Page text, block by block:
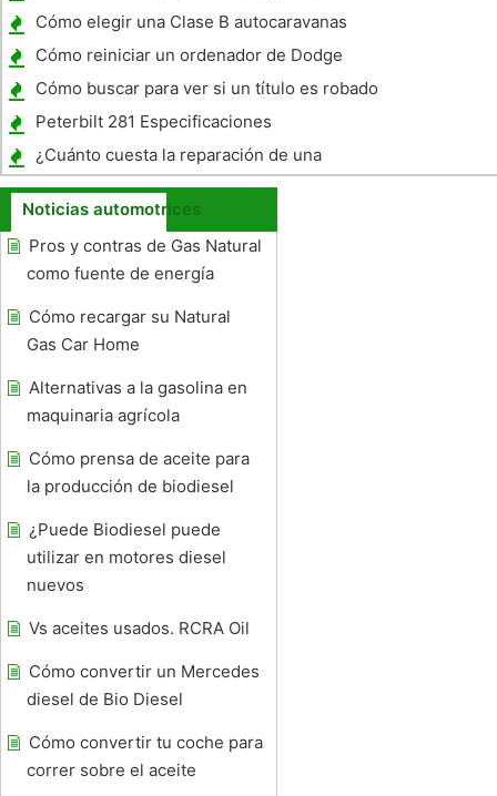
rendimiento
Cómo elegir una Clase B autocaravanas
Cómo reiniciar un ordenador de Dodge
Truck
Cómo buscar para ver si un título es robado
en Texas?
Peterbilt 281 Especificaciones
¿Cuánto cuesta la reparación de una
ventana automática ?
Noticias automotrices
Pros y contras de Gas Natural
como fuente de energía
Cómo recargar su Natural
Gas Car Home
Alternativas a la gasolina en
maquinaria agrícola
Cómo prensa de aceite para
la producción de biodiesel
¿Puede Biodiesel puede
utilizar en motores diesel
nuevos
Vs aceites usados. RCRA Oil
Cómo convertir un Mercedes
diesel de Bio Diesel
Cómo convertir tu coche para
correr sobre el aceite